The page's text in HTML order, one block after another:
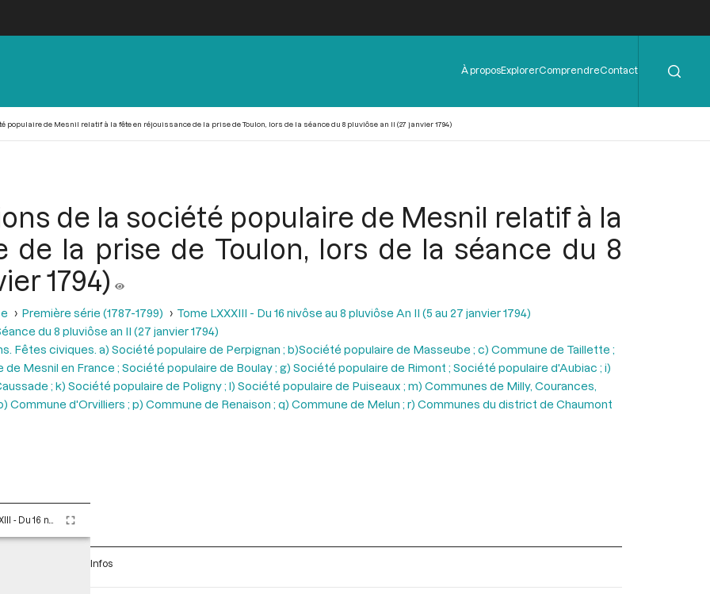
Menu
de
À proposExplorerComprendreContact
populaire de Mesnil relatif à la fête en réjouissance de la prise de Toulon, lors de la séance du 8 pluviôse an II (27 janvier 1794)
de la société populaire de Mesnil relatif à la
de la prise de Toulon, lors de la séance du 8
1794)
Première série (1787-1799)
Tome LXXXIII - Du 16 nivôse au 8 pluviôse An II (5 au 27 janvier 1794)
du 8 pluviôse an II (27 janvier 1794)
Fêtes civiques. a) Société populaire de Perpignan ; b)Société populaire de Masseube ; c) Commune de Taillette ;
Mesnil en France ; Société populaire de Boulay ; g) Société populaire de Rimont ; Société populaire d'Aubiac ; i)
; k) Société populaire de Poligny ; l) Société populaire de Puiseaux ; m) Communes de Milly, Courances,
Commune d'Orvilliers ; p) Commune de Renaison ; q) Commune de Melun ; r) Communes du district de Chaumont
Infos